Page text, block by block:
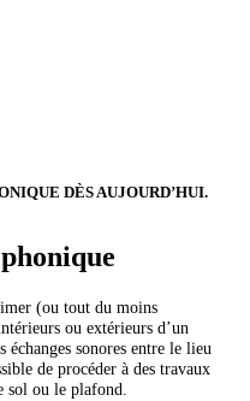
DÈS AUJOURD’HUI.
(ou tout du moins
ou extérieurs d’un
sonores entre le lieu
de procéder à des travaux
sol ou le plafond.